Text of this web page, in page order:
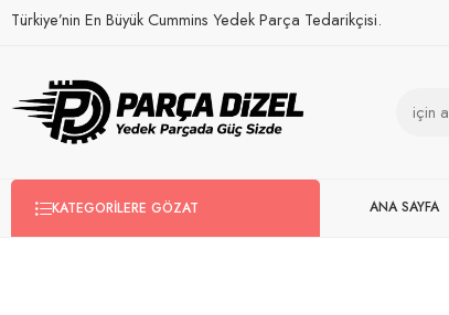
Türkiye’nin En Büyük Cummins Yedek Parça Tedarikçisi.
KATEGORILERE GÖZAT ANA SAYFA